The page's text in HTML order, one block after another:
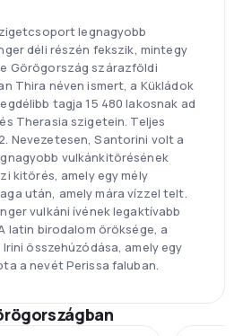
legnagyobb
déli részén fekszik, mintegy
Görögország szárazföldi
Thira néven ismert, a Kükládok
tagja 15 480 lakosnak ad
Therasia szigetein. Teljes
Nevezetesen, Santorini volt a
vulkánkitörésének
kitörés, amely egy mély
után, amely mára vízzel telt.
vulkáni ívének legaktívabb
latin birodalom öröksége, a
összehúzódása, amely egy
a nevét Perissa faluban.